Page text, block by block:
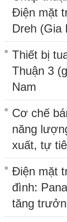
Điện mặt
Dreh (Gia
Thiết bị
Thuận 3
Nam
Cơ chế
năng
xuất, tự
Điện mặt
đình:
tăng